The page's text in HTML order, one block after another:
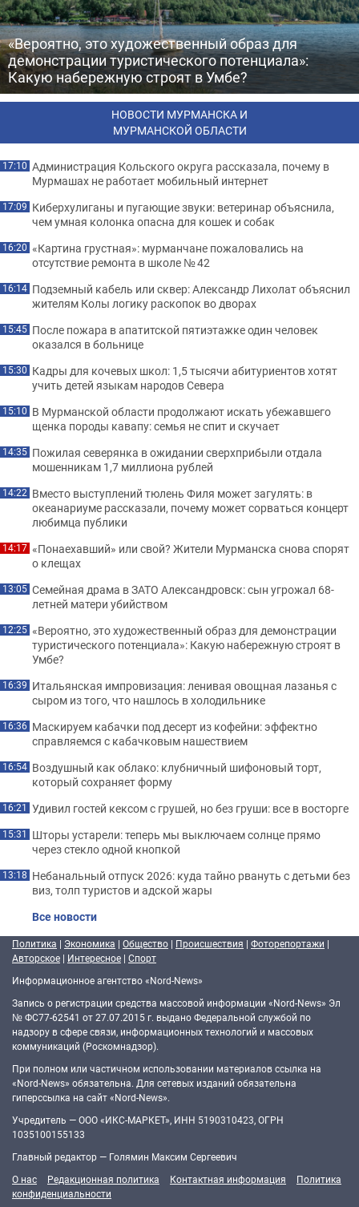
«Вероятно, это художественный образ для
демонстрации туристического потенциала»:
Какую набережную строят в Умбе?
НОВОСТИ МУРМАНСКА И
МУРМАНСКОЙ ОБЛАСТИ
17:10 Администрация Кольского округа рассказала, почему в
Мурмашах не работает мобильный интернет
17:09 Киберхулиганы и пугающие звуки: ветеринар объяснила,
чем умная колонка опасна для кошек и собак
16:20 «Картина грустная»: мурманчане пожаловались на
отсутствие ремонта в школе № 42
16:14 Подземный кабель или сквер: Александр Лихолат объяснил
жителям Колы логику раскопок во дворах
15:45 После пожара в апатитской пятиэтажке один человек
оказался в больнице
15:30 Кадры для кочевых школ: 1,5 тысячи абитуриентов хотят
учить детей языкам народов Севера
15:10 В Мурманской области продолжают искать убежавшего
щенка породы кавапу: семья не спит и скучает
14:35 Пожилая северянка в ожидании сверхприбыли отдала
мошенникам 1,7 миллиона рублей
14:22 Вместо выступлений тюлень Филя может загулять: в
океанариуме рассказали, почему может сорваться концерт
любимца публики
14:17 «Понаехавший» или свой? Жители Мурманска снова спорят
о клещах
13:05 Семейная драма в ЗАТО Александровск: сын угрожал 68-
летней матери убийством
12:25 «Вероятно, это художественный образ для демонстрации
туристического потенциала»: Какую набережную строят в
Умбе?
16:39 Итальянская импровизация: ленивая овощная лазанья с
сыром из того, что нашлось в холодильнике
16:36 Маскируем кабачки под десерт из кофейни: эффектно
справляемся с кабачковым нашествием
16:54 Воздушный как облако: клубничный шифоновый торт,
который сохраняет форму
16:21 Удивил гостей кексом с грушей, но без груши: все в восторге
15:31 Шторы устарели: теперь мы выключаем солнце прямо
через стекло одной кнопкой
13:18 Небанальный отпуск 2026: куда тайно рвануть с детьми без
виз, толп туристов и адской жары
Все новости
Политика | Экономика | Общество | Происшествия | Фоторепортажи |
Авторское | Интересное | Спорт
Информационное агентство «Nord-News»
Запись о регистрации средства массовой информации «Nord-News» Эл
№ ФС77-62541 от 27.07.2015 г. выдано Федеральной службой по
надзору в сфере связи, информационных технологий и массовых
коммуникаций (Роскомнадзор).
При полном или частичном использовании материалов ссылка на
«Nord-News» обязательна. Для сетевых изданий обязательна
гиперссылка на сайт «Nord-News».
Учредитель — ООО «ИКС-МАРКЕТ», ИНН 5190310423, ОГРН
1035100155133
Главный редактор — Голямин Максим Сергеевич
О нас
Редакционная политика Контактная информация
Политика
конфиденциальности